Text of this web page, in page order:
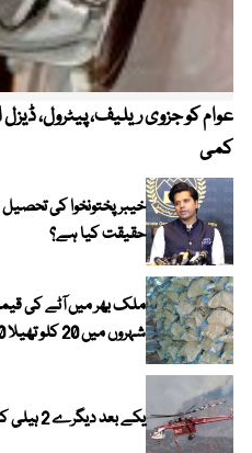
عوام کو جزوی ریلیف، پیٹرول،
کمی
خیبر پختونخوا کی
حقیقت کیا ہے؟
ملک بھر میں آٹے کی
شہروں میں 20 کلو تھیلا 100 روپے تک مہنگا
یکے بعد دیگرے 2 ہیلی کاپٹر گر کر تباہ؛ متعدد ہلاکتیں